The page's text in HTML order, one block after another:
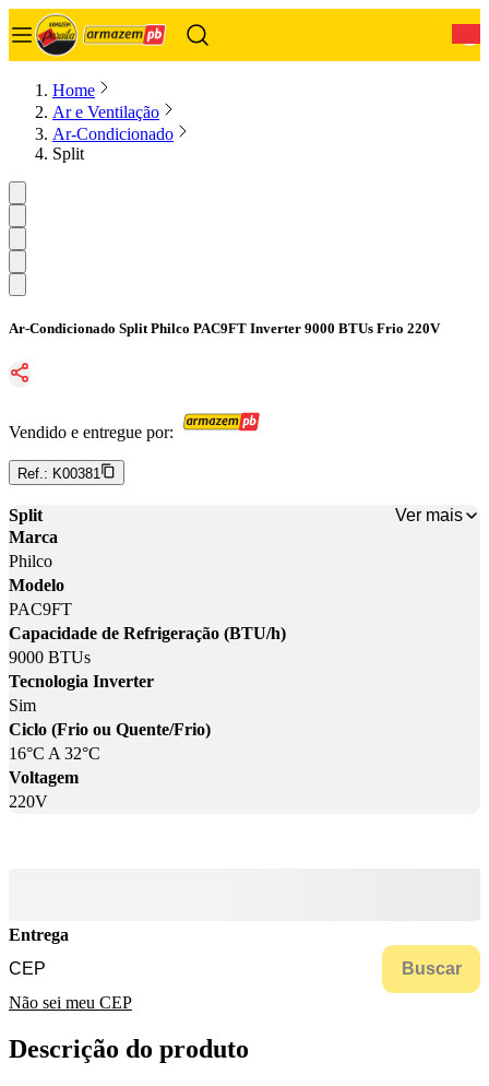
Home
Ar e Ventilação
Ar-Condicionado
Split
Ar-Condicionado Split Philco PAC9FT Inverter 9000 BTUs Frio 220V
Vendido e entregue por:
Ref.: K00381
Split
Ver mais
Marca
Philco
Modelo
PAC9FT
Capacidade de Refrigeração (BTU/h)
9000 BTUs
Tecnologia Inverter
Sim
Ciclo (Frio ou Quente/Frio)
16°C A 32°C
Voltagem
220V
Entrega
Buscar
Não sei meu CEP
Descrição do produto